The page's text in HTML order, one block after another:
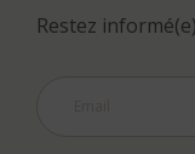
Restez